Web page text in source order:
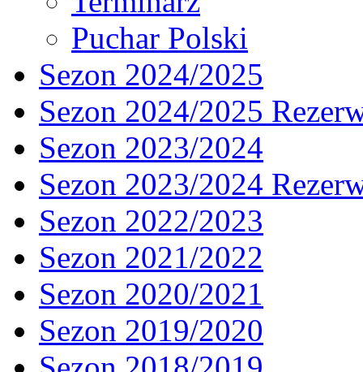
Puchar Polski
Sezon 2024/2025
Sezon 2024/2025
Sezon 2023/2024
Sezon 2023/2024
Sezon 2022/2023
Sezon 2021/2022
Sezon 2020/2021
Sezon 2019/2020